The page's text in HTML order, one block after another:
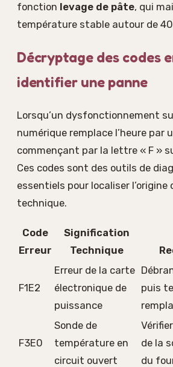
fonction levage de pâte, qui
température stable autour de
Décryptage des codes
identifier une panne
Lorsqu’un dysfonctionnement
numérique remplace l’heure par
commençant par la lettre « F »
Ces codes sont des outils de
essentiels pour localiser l’origine
technique.
Code
Erreur
Signification
Technique
F1E2
Erreur de la carte
électronique de
puissance
puis
F3E0
Sonde de
température en
circuit ouvert
de la
du